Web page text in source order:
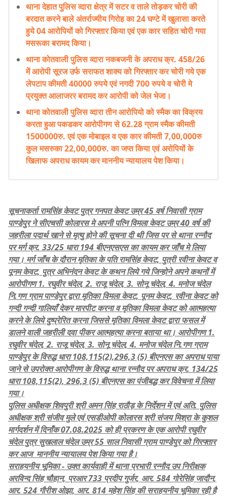
थाना देहात पुलिस व्दारा क्षेत्र में सटर व ताले तोड़कर चोरी की
बरदात करने बाले अंतर्राज्यीय गिरोह का 24 घण्टे में खुलासा करते
हुये 04 आरोपियों को गिरफ्तार किया एवं एक कार सहित चोरी गया
मसरूका बरामद किया।
थाना कोतवाली पुलिस व्दारा नकबजनी के अपराध क्र. 458/26
में आरोपी सूरज उर्फ सराफत शाक्य को गिरफ्तार कर चोरी गये एक
लेपटाप कीमती 40000 रुपये एवं नगदी 700 रुपये व चोरी मे
प्रयुक्त आलाजरर बरामद कर आरोपी को जेल भेजा।
थाना कोतवाली पुलिस व्दारा तीन आरोपियो को स्मैक का विक्रय
करता हुआ पकडकर आरोपीगण से 62.28 ग्राम स्मैक कीमती
1500000रु. एवं एक मोबाइल व एक कार कीमती 7,00,000रु
कुल मसरुका 22,00,000रु. का जप्त किया एवं अरोपियों के
खिलाफ अपराध कायम कर माननीय न्यायालय पेश किया।
सूचनाकर्ता रामसिंह केवट पुत्र गनपत केवट उम्र 45 वर्ष निवासी ग्राम
पाण्डेपुर ने सीएचसी कोलारस मे अपनी पत्नि विमला केवट उम्र 40 वर्ष की
जहरीला पदार्थ खाने से मृत्यु होने की सूचना दी थी जिस पर से थाना रन्नौद
पर मर्ग क्र. 33/25 धारा 194 बीएनएसएस का कायम कर जाँच मे लिया
गया। मर्ग जाँच के दौरान मृतिका के पति रामसिंह केवट, पुत्री रवीना केवट व
पूनम केवट, पुत्र अभिनंदन केवट के कथन लिये गये जिन्होने अपने कथनों में
आरोपीगण 1. रघुवीर चंदेल, 2. राजू चंदेल, 3. सोनू चंदेल, 4. मनोज चंदेल
नि.गण ग्राम पाण्डेपुर द्वारा मृतिका विमला केवट, पूनम केवट, रवीना केवट को
गन्दी गन्दी गालियाँ देकर मारपीट करना व मृतिका विमला केवट को आत्महत्या
करने के लिये दुष्प्रेरित करना जिससे मृतिका विमला केवट द्वारा फसल में
डालने वाली जहरीली दवा पीकर आत्महत्या करना बताया था। आरोपीगण 1.
रघुवीर चंदेल, 2. राजू चंदेल, 3. सोनू चंदेल, 4. मनोज चंदेल नि.गण ग्राम
पाण्डेपुर के विरुद्ध धारा 108,115(2),296,3 (5) बीएनएस का अपराध पाया
जाने से उपरोक्त आरोपीगण के विरुद्ध थाना रन्नौद पर अपराध क्र. 134/25
धारा 108,115(2), 296,3 (5) बीएनएस का पंजीबद्ध कर विवेचना में लिया
गया।
पुलिस अधीक्षक शिवपुरी श्री अमन सिंह राठौड़ के निर्देशन में एवं अति. पुलिस
अधीक्षक श्री संजीव मुले एवं एसडीओपी कोलारस श्री संजय मिश्रा के कुशल
मार्गदर्शन में दिनाँक 07.08.2025 को ही प्रकरण के एक आरोपी रघुवीर
चंदेल पुत्र सुखलाल चंदेल उम्र 55 साल निवासी ग्राम पाण्डेपुर को गिरफ्तार
कर आज माननीय न्यायालय पेश किया गया है।
सराहयनीय भूमिका - उक्त कार्यवाही में थाना प्रभारी रन्नौद उप निरीक्षक
अरविन्द सिंह चौहान, प्रआर 733 प्रदीप गुर्जर, आर. 584 गोरेसिंह जादौन,
आर. 524 गौरीश ओझा, आर. 814 महेश सिंह की सराहयनीय भूमिका रही है